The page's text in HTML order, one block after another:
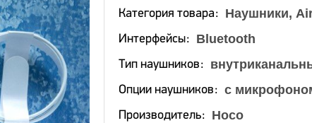
Категория товара Наушники,
Интерфейсы Bluetooth
Тип наушников
Опции наушников с
Производитель Hoco